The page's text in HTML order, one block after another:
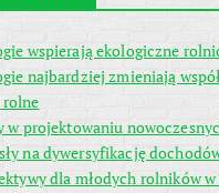
wspierają ekologiczne
najbardziej zmieniają
rolne
w projektowaniu
na dywersyfikację
dla młodych rolników